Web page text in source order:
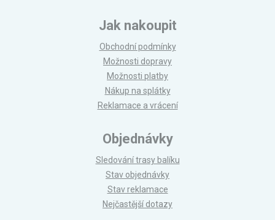
Jak nakoupit
Obchodní podmínky
Možnosti dopravy
Možnosti platby
Nákup na splátky
Reklamace a vrácení
Objednávky
Sledování trasy balíku
Stav objednávky
Stav reklamace
Nejčastější dotazy